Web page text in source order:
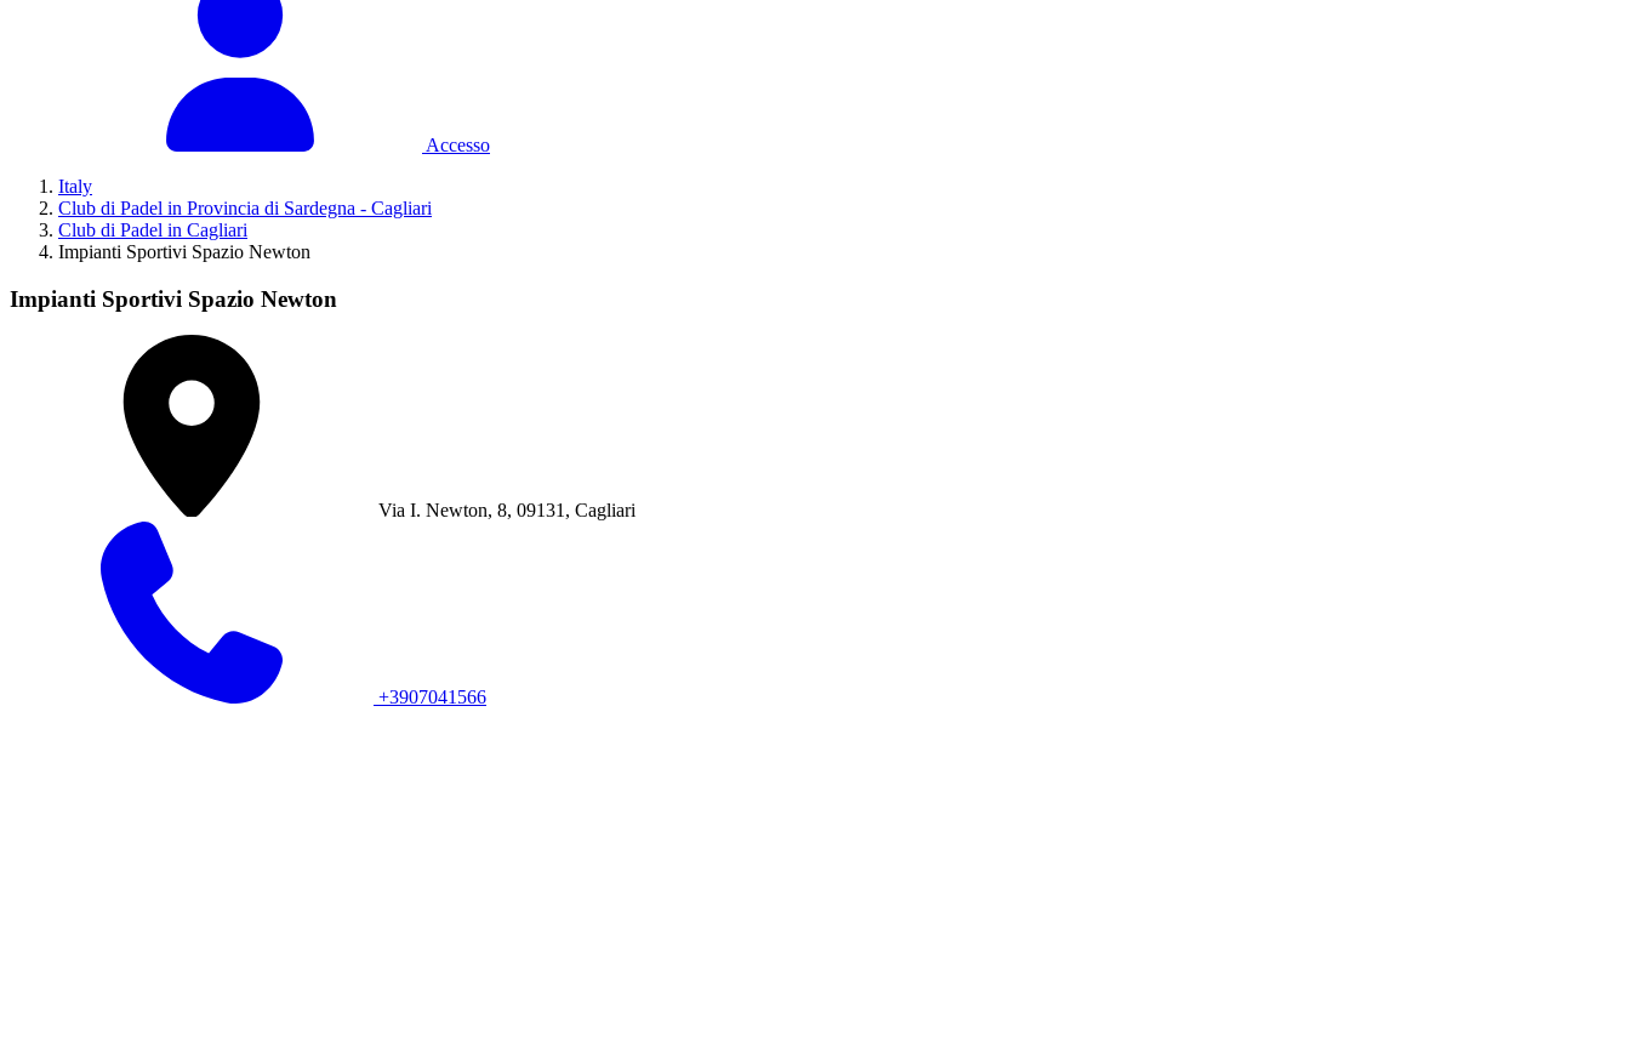
Accesso
Italy
Club di Padel in Provincia di Sardegna - Cagliari
Club di Padel in Cagliari
Impianti Sportivi Spazio Newton
Impianti Sportivi Spazio Newton
Via I. Newton, 8, 09131, Cagliari
+3907041566